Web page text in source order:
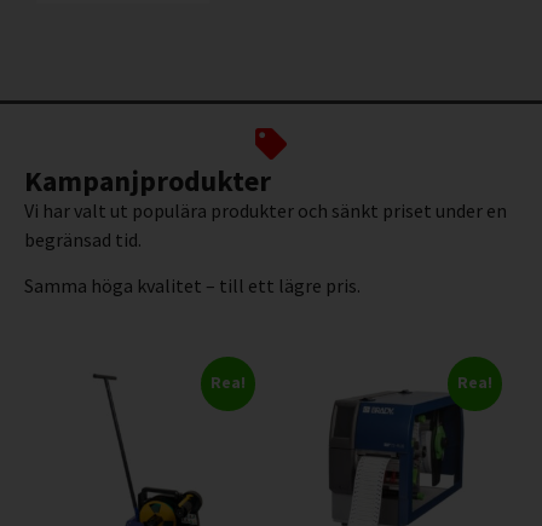
Kampanjprodukter
Vi har valt ut populära produkter och sänkt priset under en
begränsad tid.
Samma höga kvalitet – till ett lägre pris.
Rea! Rea!